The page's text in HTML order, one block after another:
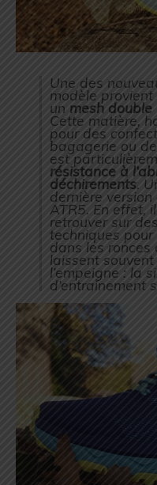
Une des
modèle provient
un mesh double
Cette matière,
pour des
bagagerie ou
est
résistance à
déchirements.
dernière
ATR5. En effet,
retrouver sur
techniques
dans les
laissent
l’empeigne : la
d’entrainement